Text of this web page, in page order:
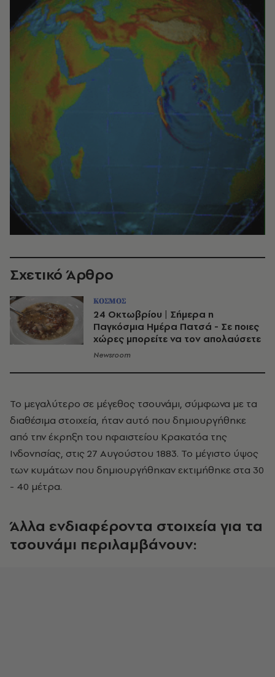
Σχετικό Άρθρο
ΚΟΣΜΟΣ
24 Οκτωβρίου | Σήμερα η
Παγκόσμια Ημέρα Πατσά - Σε ποιες
χώρες μπορείτε να τον απολαύσετε
Newsroom
Το μεγαλύτερο σε μέγεθος τσουνάμι, σύμφωνα με τα
διαθέσιμα στοιχεία, ήταν αυτό που δημιουργήθηκε
από την έκρηξη του ηφαιστείου Κρακατόα της
Ινδονησίας, στις 27 Αυγούστου 1883. Το μέγιστο ύψος
των κυμάτων που δημιουργήθηκαν εκτιμήθηκε στα 30
- 40 μέτρα.
Άλλα ενδιαφέροντα στοιχεία για τα
τσουνάμι περιλαμβάνουν: